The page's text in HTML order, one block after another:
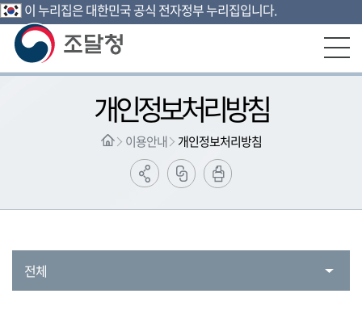
본문영역 바로가기
메인메뉴 바로가기
하단링크 바로가기
이 누리집은 대한민국 공식 전자정부 누리집입니다.
개인정보처리방침
이용안내 개인정보처리방침
전체